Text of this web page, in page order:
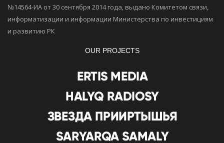
№14564-ИА от 30 сентября 2014 года, выдано Комитетом связи,
информатизации и информации Министерства по инвестициям
и развитию РК
OUR PROJECTS